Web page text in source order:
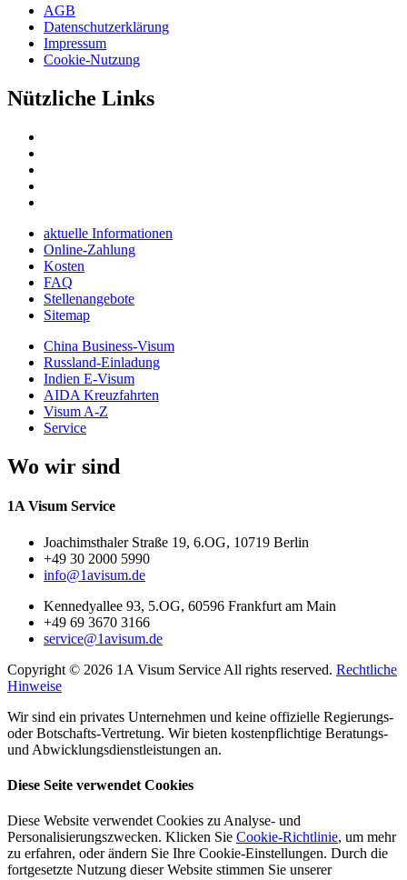
AGB
Datenschutzerklärung
Impressum
Cookie-Nutzung
Nützliche Links
aktuelle Informationen
Online-Zahlung
Kosten
FAQ
Stellenangebote
Sitemap
China Business-Visum
Russland-Einladung
Indien E-Visum
AIDA Kreuzfahrten
Visum A-Z
Service
Wo wir sind
1A Visum Service
Joachimsthaler Straße 19, 6.OG, 10719 Berlin
+49 30 2000 5990
info@1avisum.de
Kennedyallee 93, 5.OG, 60596 Frankfurt am Main
+49 69 3670 3166
service@1avisum.de
Copyright © 2026 1A Visum Service All rights reserved. Rechtliche
Hinweise
Wir sind ein privates Unternehmen und keine offizielle Regierungs-
oder Botschafts-Vertretung. Wir bieten kostenpflichtige Beratungs-
und Abwicklungsdienstleistungen an.
Diese Seite verwendet Cookies
Diese Website verwendet Cookies zu Analyse- und
Personalisierungszwecken. Klicken Sie Cookie-Richtlinie, um mehr
zu erfahren, oder ändern Sie Ihre Cookie-Einstellungen. Durch die
fortgesetzte Nutzung dieser Website stimmen Sie unserer